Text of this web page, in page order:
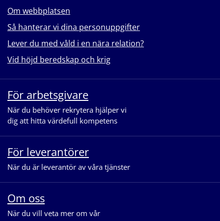
Om webbplatsen
Så hanterar vi dina personuppgifter
Lever du med våld i en nära relation?
Vid höjd beredskap och krig
För arbetsgivare
När du behöver rekrytera hjälper vi
dig att hitta värdefull kompetens
För leverantörer
När du är leverantör av våra tjänster
Om oss
När du vill veta mer om vår